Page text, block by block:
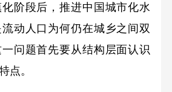
阶段后，推进中国城市化水
动人口为何仍在城乡之间双
问题首先要从结构层面认识
点。